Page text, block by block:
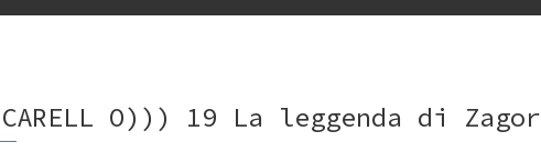
O))) 19 La leggenda di Zagor